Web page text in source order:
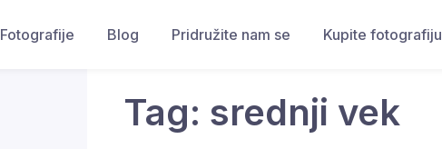
Fotografije Blog Pridružite nam se Kupite fotografiju
Tag: srednji vek